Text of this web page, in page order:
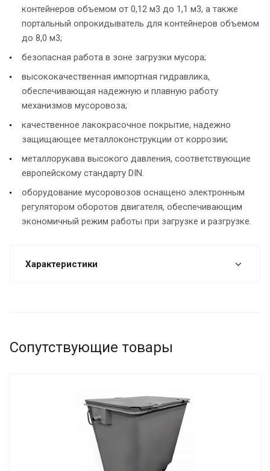
контейнеров объемом от 0,12 м3 до 1,1 м3, а также
портальный опрокидыватель для контейнеров объемом
до 8,0 м3;
безопасная работа в зоне загрузки мусора;
высококачественная импортная гидравлика,
обеспечивающая надежную и плавную работу
механизмов мусоровоза;
качественное лакокрасочное покрытие, надежно
защищающее металлоконструкции от коррозии;
металлорукава высокого давления, соответствующие
европейскому стандарту DIN.
оборудование мусоровозов оснащено электронным
регулятором оборотов двигателя, обеспечивающим
экономичный режим работы при загрузке и разгрузке.
Характеристики
Сопутствующие товары